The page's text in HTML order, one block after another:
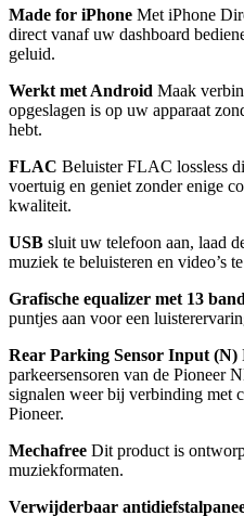
Made for iPhone Met iPhone
direct vanaf uw dashboard
geluid.
Werkt met Android Maak
opgeslagen is op uw apparaat
hebt.
FLAC Beluister FLAC lossless
voertuig en geniet zonder enige
kwaliteit.
USB sluit uw telefoon aan, laad
muziek te beluisteren en video’s
Grafische equalizer met 13
puntjes aan voor een
Rear Parking Sensor Input (N)
parkeersensoren van de Pioneer
signalen weer bij verbinding met
Pioneer.
Mechafree Dit product is
muziekformaten.
Verwijderbaar